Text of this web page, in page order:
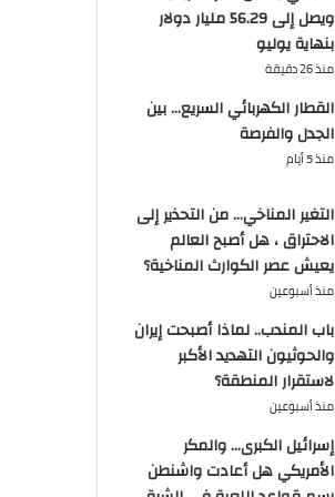
ويصل إلى 56.29 مليار دولار
بنهاية يوليو
منذ 26 دقيقة
القطار الكهربائي السريع… بين
الجدل والفرصة
منذ 5 أيام
التغير المناخي… من التحذير إلى
الاحتراق ، هل أصبح العالم
يعيش عصر الكوارث المناخية؟
منذ أسبوعين
باب المندب.. لماذا أصبحت إيران
والحوثيون التهديد الأكبر
لاستقرار المنطقة؟
منذ أسبوعين
إسرائيل الكبرى… والمكر
الأمريكي هل أعادت واشنطن